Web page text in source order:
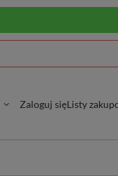
Zaloguj sięListy